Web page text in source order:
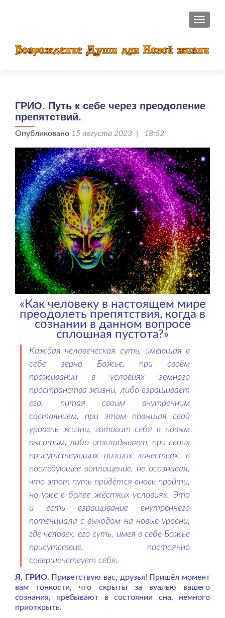
ГРИО. Путь к себе через преодоление
препятствий.
Опубликовано 15 августа 2023 | 18:52
«Как человеку в настоящем мире
преодолеть препятствия, когда в
сознании в данном вопросе
сплошная пустота?»
Каждая человеческая суть, имеющая в
себе зерно Божье, при своём
проживании в условиях земного
пространства жизни, либо взращивает
его, питая своим внутренним
состоянием, при этом повышая свой
уровень жизни, готовит себя к новым
высотам, либо откладывает, при своих
присутствующих низших качествах, в
последующее воплощение, не осознавая,
что этот путь придётся вновь пройти,
но уже в более жёстких условиях. Это
и есть взращивание внутреннего
потенциала с выходом на новые уровни,
где человек, его суть, имея в себе Божье
присутствие, постоянно
совершенствует себя.
Я, ГРИО. Приветствую вас, друзья! Пришёл момент
вам тонкости, что скрыты за вуалью вашего
сознания, пребывают в состоянии сна, немного
приоткрыть.